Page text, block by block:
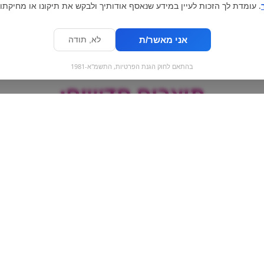
מוצרים חדשים:
. עומדת לך הזכות לעיין במידע שנאסף אודותיך ולבקש את תיקונו או
אני מאשר/ת לא, תודה
בהתאם לחוק הגנת הפרטיות, התשמ"א-1981